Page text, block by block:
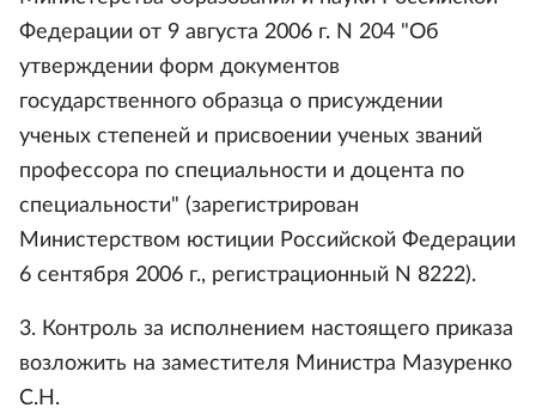
Федерации от 9 августа 2006 г. N 204 "Об
утверждении форм документов
государственного образца о присуждении
ученых степеней и присвоении ученых званий
профессора по специальности и доцента по
специальности" (зарегистрирован
Министерством юстиции Российской Федерации
6 сентября 2006 г., регистрационный N 8222).
3. Контроль за исполнением настоящего приказа
возложить на заместителя Министра Мазуренко
С.Н.